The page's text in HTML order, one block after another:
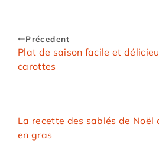
Précedent
Plat de saison facile et
carottes
La recette des sablés de Noël
en gras